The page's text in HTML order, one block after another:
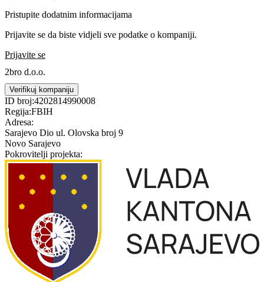
Pristupite dodatnim informacijama
Prijavite se da biste vidjeli sve podatke o kompaniji.
Prijavite se
2bro d.o.o.
Verifikuj kompaniju
ID broj:4202814990008
Regija:FBIH
Adresa:
Sarajevo Dio ul. Olovska broj 9
Novo Sarajevo
Pokrovitelji projekta: